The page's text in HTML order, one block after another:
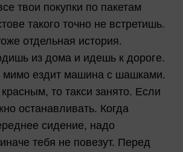
твои покупки по пакетам
такого точно не встретишь.
отдельная история.
из дома и идешь к дороге.
мимо ездит машина с шашками.
то такси занято. Если
останавливать. Когда
сидение, надо
тебя не повезут. Перед